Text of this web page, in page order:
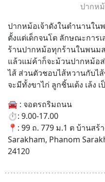
ปากห
ปากหม้อเจ้าดังในตำนานใ
ตั้งแต่เด็กจนโต ลักษณะการ
ร้านปากหม้อทุกร้านในพนม
แล้วแม่ค้าก็จะม้วนปากหม้อ
ไส้ ส่วนตัวชอบไส้หวานกับไ
จะมีทั้งขาไก่ ลูกชิ้นเด้ง เล้ง
🚘 : จอดรถริมถนน
⏱️: 9.00-17.00
📍: 99 ถ. 779 ม.1 ต บ้านส
Sarakham, Phanom
24120